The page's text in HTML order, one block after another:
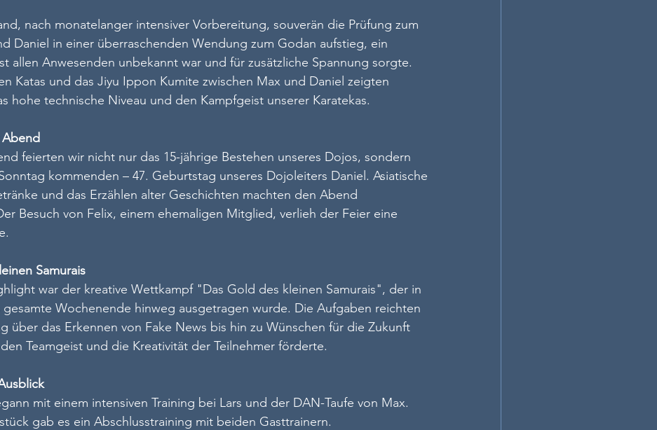
nach monatelanger intensiver Vorbereitung, souverän die Prüfung zum
Daniel in einer überraschenden Wendung zum Godan aufstieg, ein
allen Anwesenden unbekannt war und für zusätzliche Spannung sorgte.
Katas und das Jiyu Ippon Kumite zwischen Max und Daniel zeigten
hohe technische Niveau und den Kampfgeist unserer Karatekas.
feierten wir nicht nur das 15-jährige Bestehen unseres Dojos, sondern
kommenden – 47. Geburtstag unseres Dojoleiters Daniel. Asiatische
und das Erzählen alter Geschichten machten den Abend
Besuch von Felix, einem ehemaligen Mitglied, verlieh der Feier eine
Samurais
war der kreative Wettkampf "Das Gold des kleinen Samurais", der in
gesamte Wochenende hinweg ausgetragen wurde. Die Aufgaben reichten
über das Erkennen von Fake News bis hin zu Wünschen für die Zukunft
Teamgeist und die Kreativität der Teilnehmer förderte.
mit einem intensiven Training bei Lars und der DAN-Taufe von Max.
gab es ein Abschlusstraining mit beiden Gasttrainern.